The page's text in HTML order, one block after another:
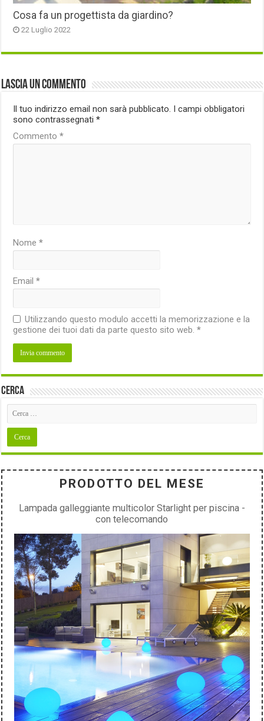
Cosa fa un progettista da giardino?
22 Luglio 2022
Lascia un commento
Il tuo indirizzo email non sarà pubblicato. I campi obbligatori
sono contrassegnati*
Commento*
Nome*
Email*
Utilizzando questo modulo accetti la memorizzazione e la
gestione dei tuoi dati da parte questo sito web.*
Cerca
PRODOTTO DEL MESE
Lampada galleggiante multicolor Starlight per piscina -
con telecomando